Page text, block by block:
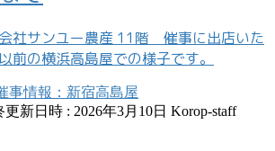
社サンユー農産 11階 催事に出店いた
前の横浜高島屋での様子です。
更新日時 : 2026年3月10日 Korop-staff